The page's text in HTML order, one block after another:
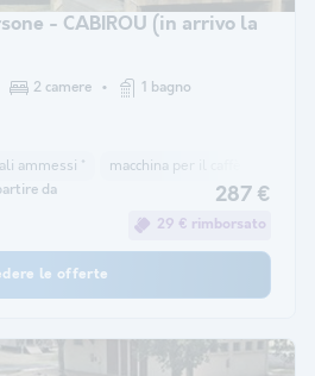
- CABIROU (in arrivo la
2 camere 1 bagno
ammessi * macchina per il caffè
da 287 €
29 € rimborsato
le offerte